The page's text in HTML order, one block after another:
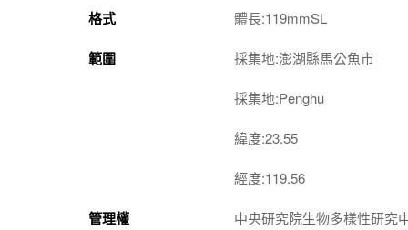
格式 體長:119mmSL
範圍 採集地:澎湖縣馬公魚市
採集地:Penghu
緯度:23.55
經度:119.56
管理權 中央研究院生物多樣性研究